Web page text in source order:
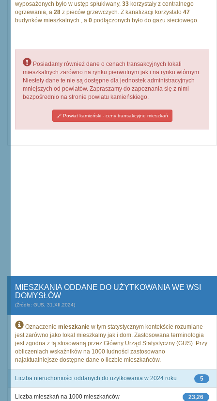
wyposażonych było w ustęp spłukiwany, 33 korzystały z centralnego
ogrzewania, a 28 z pieców grzewczych. Z kanalizacji korzystało 47
budynków mieszkalnych , a 0 podłączonych było do gazu sieciowego.
Posiadamy również dane o cenach transakcyjnych lokali
mieszkalnych zarówno na rynku pierwotnym jak i na rynku wtórnym.
Niestety dane te nie są dostępne dla jednostek administracyjnych
mniejszych od powiatów. Zapraszamy do zapoznania się z nimi
bezpośrednio na stronie powiatu kamieńskiego.
Powiat kamieński - ceny transakcyjne mieszkań
MIESZKANIA ODDANE DO UŻYTKOWANIA WE WSI
DOMYSŁÓW
(Źródło: GUS, 31.XII.2024)
Oznaczenie mieszkanie w tym statystycznym kontekście rozumiane
jest zarówno jako lokal mieszkalny jak i dom. Zastosowana terminologia
jest zgodna z tą stosowaną przez Główny Urząd Statystyczny (GUS). Przy
obliczeniach wskaźników na 1000 ludności zastosowano
najaktualniejsze dostępne dane o liczbie mieszkańców.
5
Liczba nieruchomości oddanych do użytkowania w 2024 roku
23,26
Liczba mieszkań na 1000 mieszkańców